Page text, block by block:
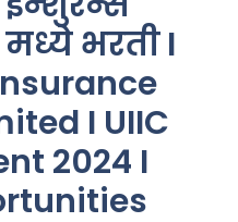
भरती I
I UIIC
2024 I